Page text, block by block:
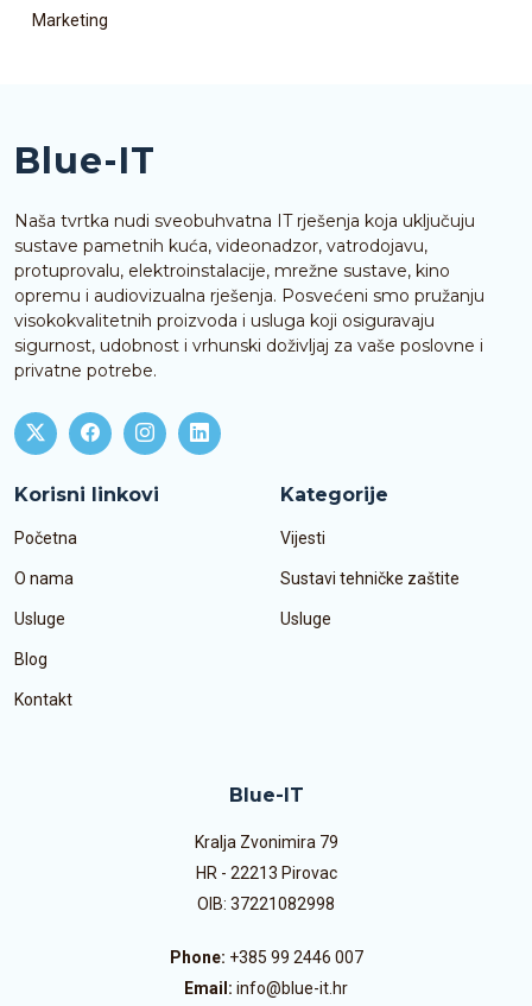
Marketing
Blue-IT
Naša tvrtka nudi sveobuhvatna IT rješenja koja uključuju
sustave pametnih kuća, videonadzor, vatrodojavu,
protuprovalu, elektroinstalacije, mrežne sustave, kino
opremu i audiovizualna rješenja. Posvećeni smo pružanju
visokokvalitetnih proizvoda i usluga koji osiguravaju
sigurnost, udobnost i vrhunski doživljaj za vaše poslovne i
privatne potrebe.
Korisni linkovi
Početna
O nama
Usluge
Blog
Kontakt
Kategorije
Vijesti
Sustavi tehničke zaštite
Usluge
Blue-IT
Kralja Zvonimira 79
HR - 22213 Pirovac
OIB: 37221082998
Phone: +385 99 2446 007
Email: info@blue-it.hr